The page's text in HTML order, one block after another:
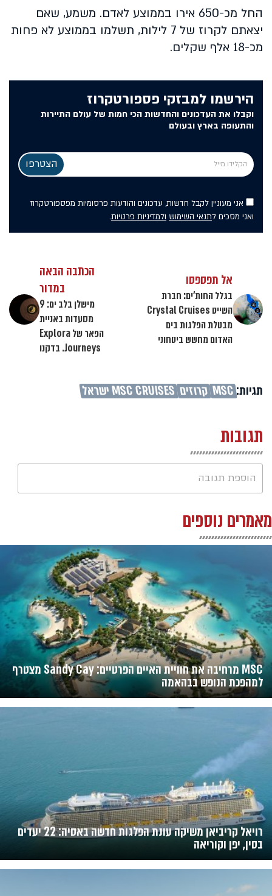
החל מכ-650 אירו בממוצע לאדם. משמע, שאם
יצאתם לקרוז של 7 לילות, תשלמו בממוצע לא פחות
מכ-18 אלף שקלים.
הירשמו למבזקי פספורטקרוז
וקבלו את העדכונים והחדשות הכי חמות של עולם התיירות
והתעופה בארץ ובעולם
אני מעוניין לקבל חדשות, עדכונים והודעות פרסומיות מפספורטקרוז
ואני מסכים לתנאי השימוש ולמדיניות פרטיות.
אל תפספסו
בגלל החות'ים: חברת
השייט Crystal Cruises
מבטלת הפלגות בים
האדום מחשש ביטחוני
הכתבה הבאה
במדור
מישלן בלב ים: 9
מסעדות באניית
הפאר של Explora
Journeys. בדקנו
תגיות:MSC קרוזים MSC CRUISES ישראל
תגובות
הוספת תגובה
מאמרים נוספים
MSC מרחיבה את חוויית האיים הפרטיים: Sandy Cay מצטרף
למהפכת הנופש בבהאמה
רויאל קריביאן משיקה עונת הפלגות חדשה באסיה: 22 יעדים
בסין, יפן וקוריאה